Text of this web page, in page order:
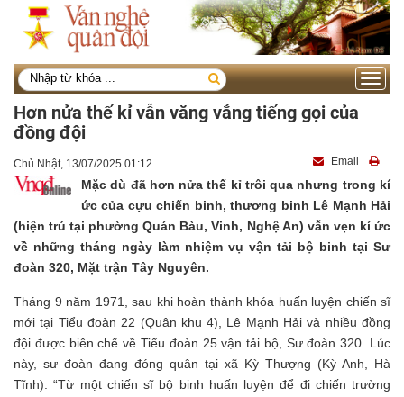
Toggle
Hơn nửa thế kỉ vẫn văng vẳng tiếng gọi của
đồng đội
Chủ Nhật, 13/07/2025 01:12 Email
Mặc dù đã hơn nửa thế kỉ trôi qua nhưng trong kí
ức của cựu chiến binh, thương binh Lê Mạnh Hải
(hiện trú tại phường Quán Bàu, Vinh, Nghệ An) vẫn vẹn kí ức
về những tháng ngày làm nhiệm vụ vận tải bộ binh tại Sư
đoàn 320, Mặt trận Tây Nguyên.
Tháng 9 năm 1971, sau khi hoàn thành khóa huấn luyện chiến sĩ
mới tại Tiểu đoàn 22 (Quân khu 4), Lê Mạnh Hải và nhiều đồng
đội được biên chế về Tiểu đoàn 25 vận tải bộ, Sư đoàn 320. Lúc
này, sư đoàn đang đóng quân tại xã Kỳ Thượng (Kỳ Anh, Hà
Tĩnh). “Từ một chiến sĩ bộ binh huấn luyện để đi chiến trường